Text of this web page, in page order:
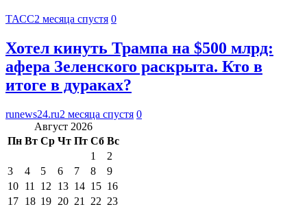
ТАСС2 месяца спустя 0
Хотел кинуть Трампа на $500 млрд:
афера Зеленского раскрыта. Кто в
итоге в дураках?
runews24.ru2 месяца спустя 0
Август 2026
Пн Вт Ср Чт Пт Сб Вс
1
2
3
4 5 6 7 8
9
10 11 12 13 14 15 16
17 18 19 20 21 22 23